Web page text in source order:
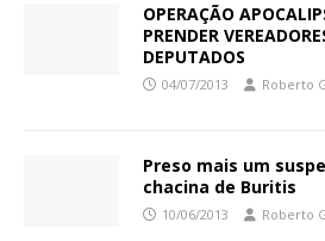
OPERAÇÃO
PRENDER
DEPUTADOS
04/07/2013 Roberto
Preso mais um
chacina de Buritis
10/06/2013 Roberto